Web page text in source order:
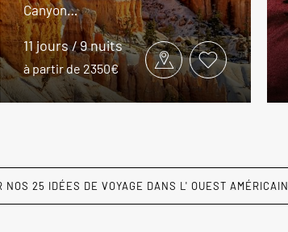
Canyon…
11 jours / 9 nuits
à partir de 2350€
NOS 25 IDÉES DE VOYAGE DANS L' OUEST AMÉRICAIN